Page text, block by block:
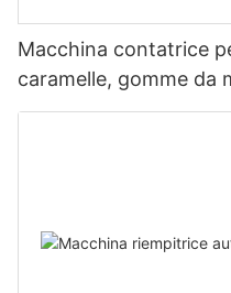
Macchina contatrice
caramelle, gomme da